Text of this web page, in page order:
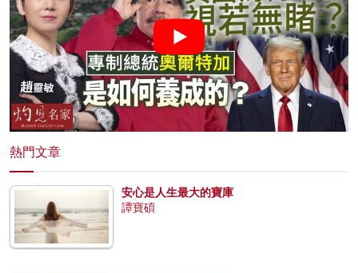
熱門文章
安心是人生最大的寶庫
譚寶碩